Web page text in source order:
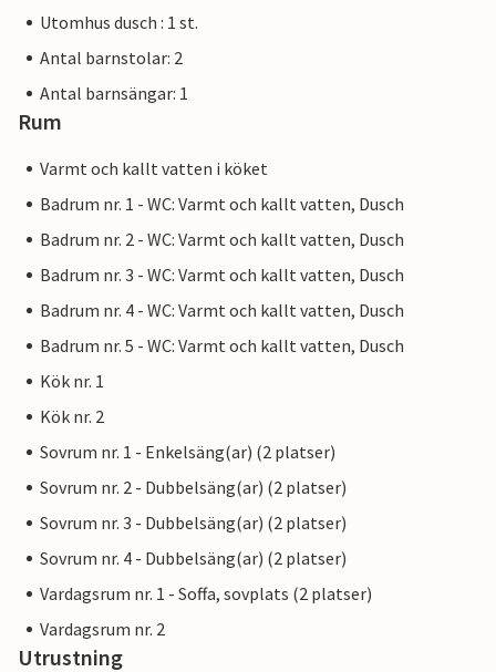
Utomhus dusch : 1 st.
Antal barnstolar: 2
Antal barnsängar: 1
Rum
Varmt och kallt vatten i köket
Badrum nr. 1 - WC: Varmt och kallt vatten, Dusch
Badrum nr. 2 - WC: Varmt och kallt vatten, Dusch
Badrum nr. 3 - WC: Varmt och kallt vatten, Dusch
Badrum nr. 4 - WC: Varmt och kallt vatten, Dusch
Badrum nr. 5 - WC: Varmt och kallt vatten, Dusch
Kök nr. 1
Kök nr. 2
Sovrum nr. 1 - Enkelsäng(ar) (2 platser)
Sovrum nr. 2 - Dubbelsäng(ar) (2 platser)
Sovrum nr. 3 - Dubbelsäng(ar) (2 platser)
Sovrum nr. 4 - Dubbelsäng(ar) (2 platser)
Vardagsrum nr. 1 - Soffa, sovplats (2 platser)
Vardagsrum nr. 2
Utrustning